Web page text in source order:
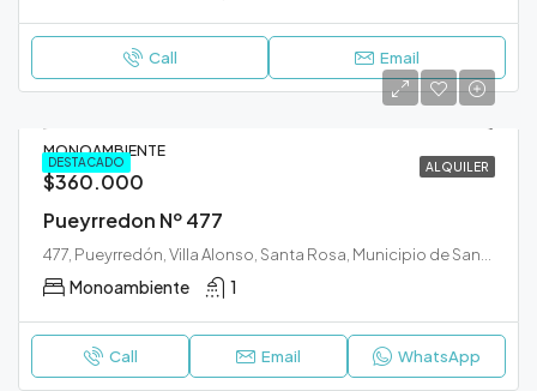
Call Email
DESTACADO ALQUILER
MONOAMBIENTE
$360.000
Pueyrredon Nº 477
Monoambiente 1
Call Email WhatsApp